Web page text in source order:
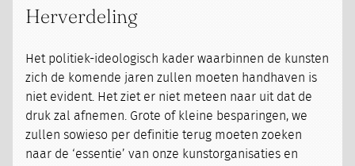
Herverdeling
Het politiek-ideologisch kader waarbinnen de kunsten
zich de komende jaren zullen moeten handhaven is
niet evident. Het ziet er niet meteen naar uit dat de
druk zal afnemen. Grote of kleine besparingen, we
zullen sowieso per definitie terug moeten zoeken
naar de ‘essentie’ van onze kunstorganisaties en